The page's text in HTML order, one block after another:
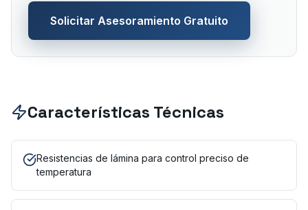
Solicitar Asesoramiento Gratuito
Características Técnicas
Resistencias de lámina para control preciso de
temperatura